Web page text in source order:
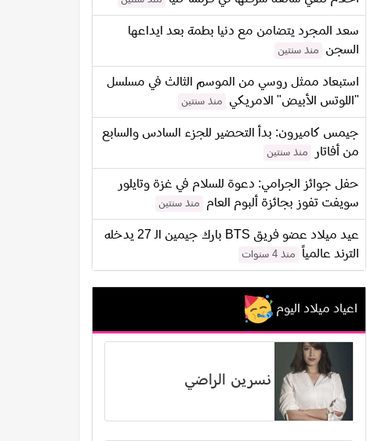
سعد المجرد يتضامن مع دنيا بطمة بعد ايداعها
السجن
منذ سنتين
استبعاد ممثل روسي من الموسم الثالث في مسلسل
"اللوتس الأبيض" الامريكي
منذ سنتين
جيمس كاميرون: بدأ التحضير للجزء السادس والسابع
من أفاتار
منذ سنتين
حفل جوائز الجرامي: دعوة للسلام في غزة وتايلور
سويفت تفوز بجائزة ألبوم العام
منذ سنتين
عيد ميلاد عضو فريق BTS بارك جيمين الـ 27 يدخله
الترند عالمياً
منذ 4 سنوات
اعياد ميلاد اليوم
نسرين الراضي